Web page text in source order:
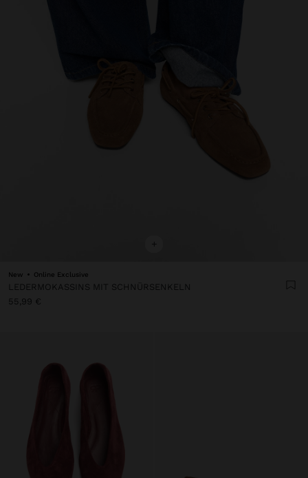
+
New Online Exclusive
LEDERMOKASSINS MIT SCHNÜRSENKELN
55,99 €